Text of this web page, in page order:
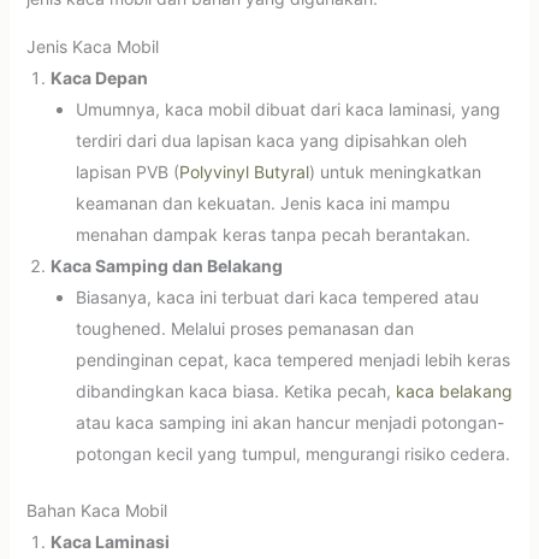
Jenis Kaca Mobil
Kaca Depan
Umumnya, kaca mobil dibuat dari kaca laminasi, yang
terdiri dari dua lapisan kaca yang dipisahkan oleh
lapisan PVB (Polyvinyl Butyral) untuk meningkatkan
keamanan dan kekuatan. Jenis kaca ini mampu
menahan dampak keras tanpa pecah berantakan.
Kaca Samping dan Belakang
Biasanya, kaca ini terbuat dari kaca tempered atau
toughened. Melalui proses pemanasan dan
pendinginan cepat, kaca tempered menjadi lebih keras
dibandingkan kaca biasa. Ketika pecah, kaca belakang
atau kaca samping ini akan hancur menjadi potongan-
potongan kecil yang tumpul, mengurangi risiko cedera.
Bahan Kaca Mobil
Kaca Laminasi